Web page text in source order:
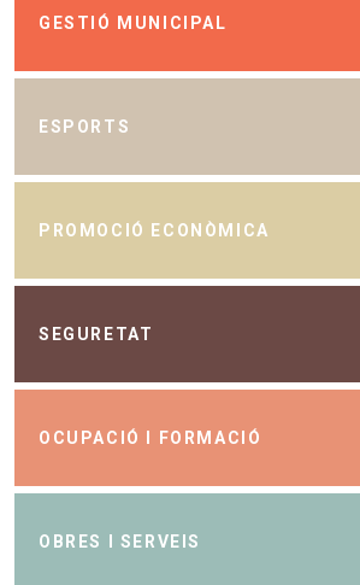
GESTIÓ MUNICIPAL
ESPORTS
PROMOCIÓ ECONÒMICA
SEGURETAT
OCUPACIÓ I FORMACIÓ
OBRES I SERVEIS